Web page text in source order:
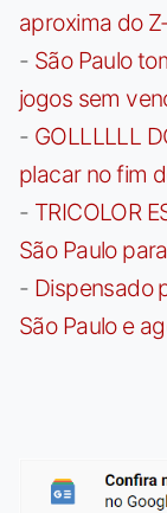
aproxima do
- São Paulo
jogos sem
- GOLLLLLL
placar no fim
- TRICOLOR
São Paulo
- Dispensado
São Paulo e